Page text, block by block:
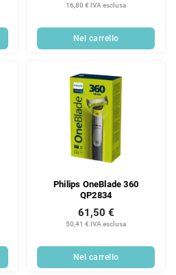
16,80 € IVA esclusa
Nel carrello
Philips OneBlade 360
QP2834
50,41 € IVA esclusa
61,50 €
Nel carrello